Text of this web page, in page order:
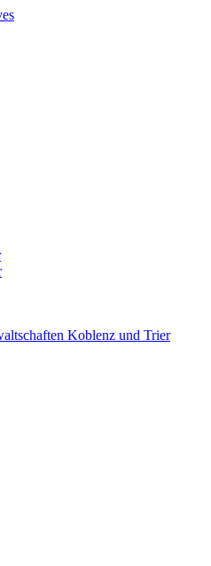
Koblenz und Trier